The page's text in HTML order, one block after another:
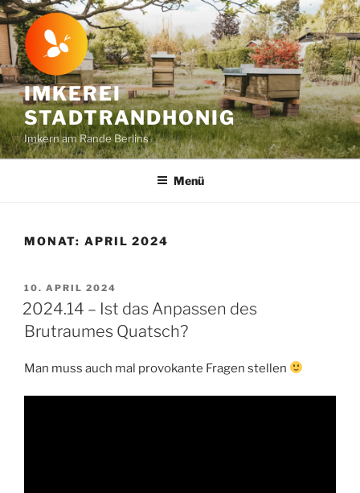
Zum
Inhalt
springen
IMKEREI
STADTRANDHONIG
Imkern am Rande Berlins
Menü
MONAT: APRIL 2024
VERÖFFENTLICHT
AM
10. APRIL 2024
2024.14 – Ist das Anpassen des
Brutraumes Quatsch?
Man muss auch mal provokante Fragen stellen